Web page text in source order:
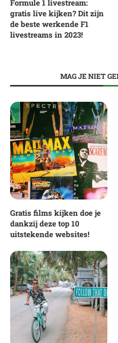
Formule 1 livestream:
gratis live kijken? Dit zijn
de beste werkende F1
livestreams in 2023!
MAG JE NIET
Gratis films kijken doe je
dankzij deze top 10
uitstekende websites!